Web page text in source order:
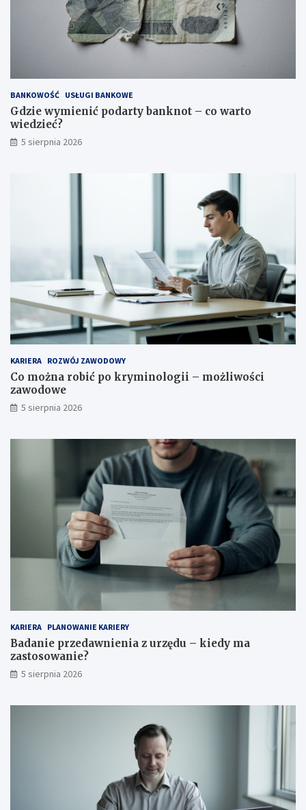
BANKOWOŚĆ USŁUGI BANKOWE
Gdzie wymienić podarty banknot – co warto
wiedzieć?
5 sierpnia 2026
KARIERA ROZWÓJ ZAWODOWY
Co można robić po kryminologii – możliwości
zawodowe
5 sierpnia 2026
KARIERA PLANOWANIE KARIERY
Badanie przedawnienia z urzędu – kiedy ma
zastosowanie?
5 sierpnia 2026